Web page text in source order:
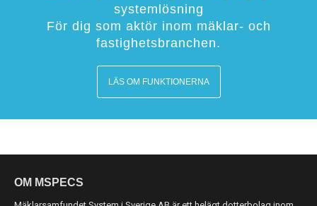
systemlösning
För dig som aktör inom mäklar- och
fastighetsbranchen.
LÄS OM FUNKTIONERNA
OM MSPECS